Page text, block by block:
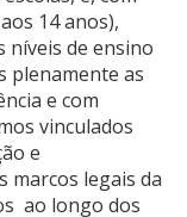
14 anos),
níveis de ensino
plenamente as
e com
vinculados
e
marcos legais da
ao longo dos